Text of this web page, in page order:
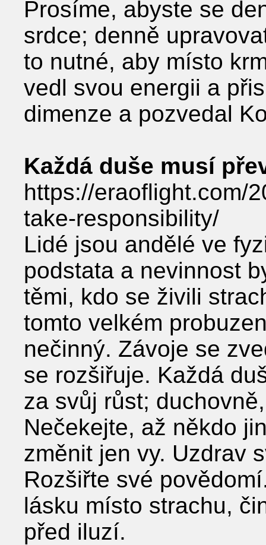
Prosíme, abyste se
srdce; denně
to nutné, aby místo
vedl svou energii a
dimenze a pozvedal
Každá duše musí
https://eraoflight.com/
take-responsibility/
Lidé jsou andělé ve
podstata a nevinnost
těmi, kdo se živili
tomto velkém
nečinný. Závoje se
se rozšiřuje. Každá
za svůj růst;
Nečekejte, až někdo
změnit jen vy. Uzdrav
Rozšiřte své
lásku místo strachu,
před iluzí.